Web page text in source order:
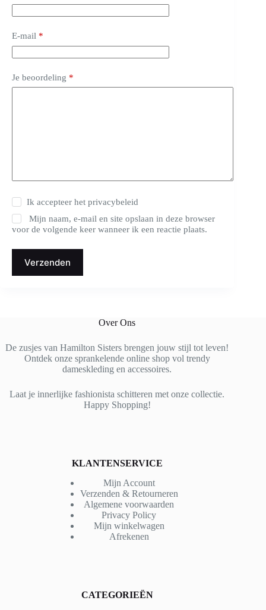
E-mail *
Je beoordeling *
Ik accepteer hetprivacybeleid
Mijn naam, e-mail en site opslaan in deze browser
voor de volgende keer wanneer ik een reactie plaats.
Verzenden
Over Ons
De zusjes van Hamilton Sisters brengen jouw stijl tot leven!
Ontdek onze sprankelende online shop vol trendy
dameskleding en accessoires.
Laat je innerlijke fashionista schitteren met onze collectie.
Happy Shopping!
KLANTENSERVICE
Mijn Account
Verzenden & Retourneren
Algemene voorwaarden
Privacy Policy
Mijn winkelwagen
Afrekenen
CATEGORIEËN